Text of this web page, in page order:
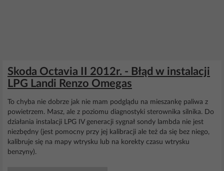
Skoda Octavia II 2012r. - Błąd w instalacji
LPG Landi Renzo Omegas
To chyba nie dobrze jak nie mam podglądu na mieszankę paliwa z
powietrzem. Masz, ale z poziomu diagnostyki sterownika silnika. Do
działania instalacji LPG IV generacji sygnał sondy lambda nie jest
niezbędny (jest pomocny przy jej kalibracji ale też da się bez niego,
kalibruje się na mapy wtrysku lub na korekty czasu wtrysku
benzyny).